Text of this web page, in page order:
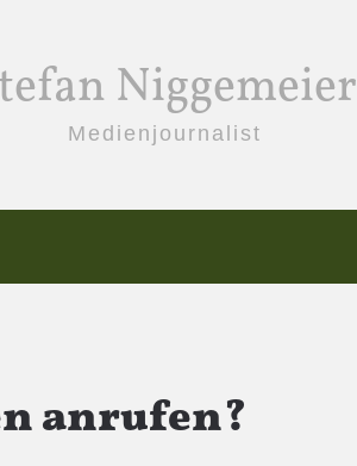
Niggemeier
Medienjournalist
anrufen?